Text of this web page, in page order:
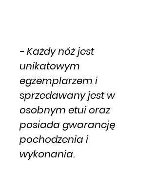
- Każdy nóż jest
unikatowym
egzemplarzem i
sprzedawany jest w
osobnym etui oraz
posiada gwarancję
pochodzenia i
wykonania.